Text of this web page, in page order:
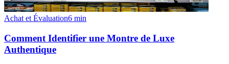
Achat et Évaluation6 min
Comment Identifier une Montre de Luxe
Authentique